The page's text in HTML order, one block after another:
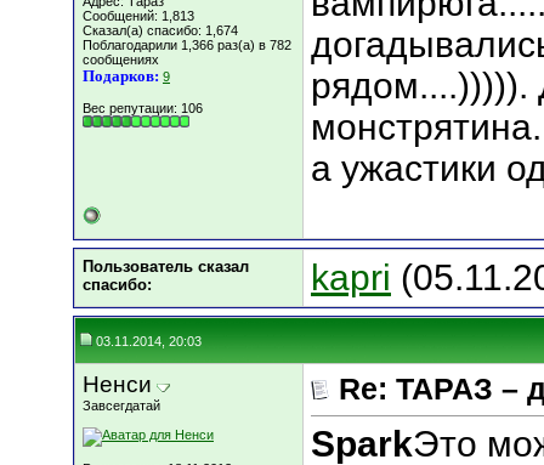
Сообщений: 1,813
Сказал(а) спасибо: 1,674
Поблагодарили 1,366 раз(а) в 782
сообщениях
Подарков: 9
Вес репутации: 106
рядом....))))).
а ужастики
Пользователь сказал
cпасибо:
kapri
03.11.2014, 20:03
Ненси
Завсегдатай Re: ТАРАЗ –
SparkЭто